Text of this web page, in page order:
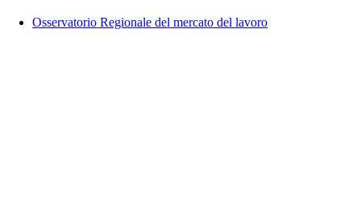
Osservatorio Regionale del mercato del lavoro